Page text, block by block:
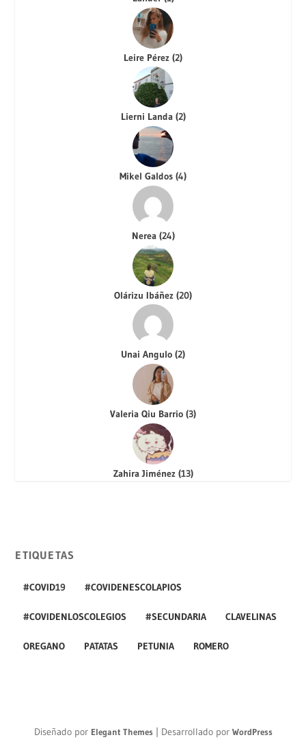
Leire Pérez (2)
Lierni Landa (2)
Mikel Galdos (4)
Nerea (24)
Olárizu Ibáñez (20)
Unai Angulo (2)
Valeria Qiu Barrio (3)
Zahira Jiménez (13)
ETIQUETAS
#COVID19 #COVIDENESCOLAPIOS
#COVIDENLOSCOLEGIOS #SECUNDARIA CLAVELINAS
OREGANO PATATAS PETUNIA ROMERO
Diseñado por Elegant Themes| Desarrollado por WordPress